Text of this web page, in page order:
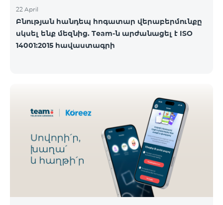
22 April
Բնության հանդեպ հոգատար վերաբերմունքը
սկսել ենք մեզնից. Team-ն արժանացել է ISO
14001:2015 հավաստագրի